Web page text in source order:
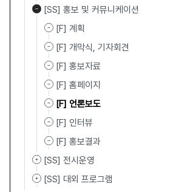
[SS] 홍보 및 커뮤니케이션
[F] 계획
[F] 개막식, 기자회견
[F] 홍보자료
[F] 홈페이지
[F] 언론보도
[F] 인터뷰
[F] 홍보결과
[SS] 전시운영
[SS] 대외 프로그램